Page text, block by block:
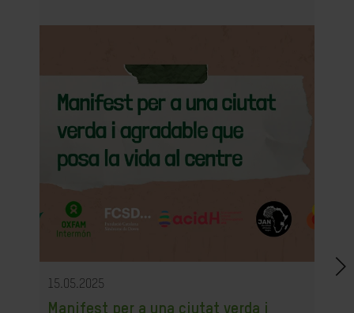
15.05.2025
Manifest per a una ciutat verda i